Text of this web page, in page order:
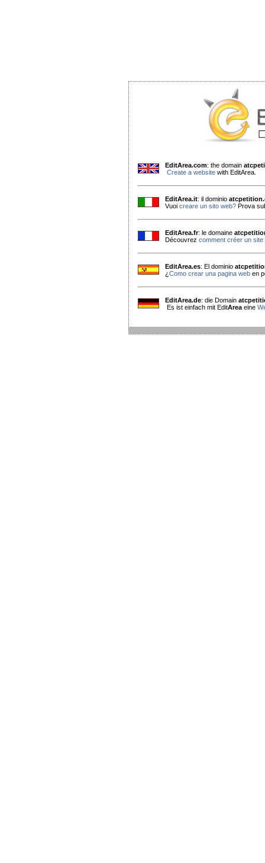
EditArea.com: the domain
Create a websitewith EditArea.
EditArea.it: il dominio
Vuoi creare un sito web?Prova
EditArea.fr: le domaine
Découvrez comment créer un site
EditArea.es: El dominio
¿ Como crear una pagina weben
EditArea.de: die Domain
Es ist einfach mit EditArea eine